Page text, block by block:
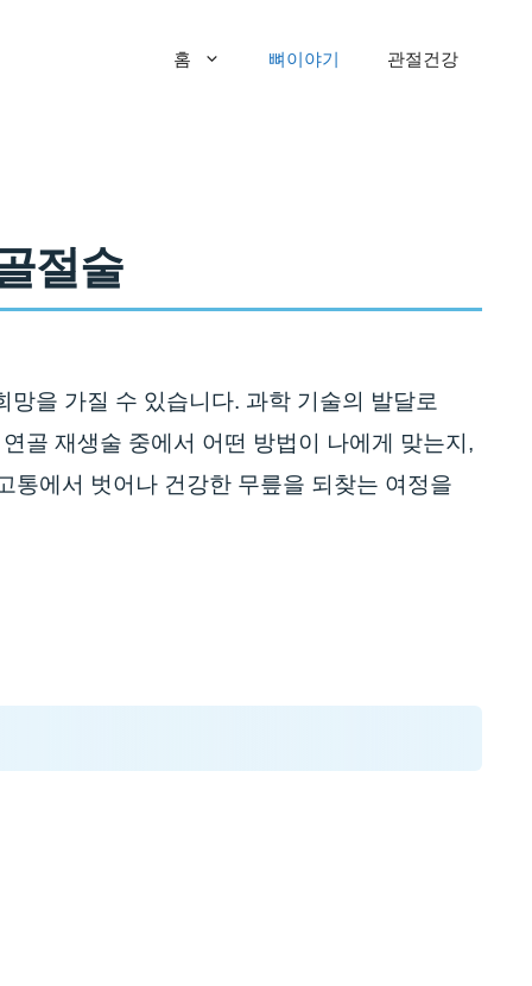
홈 뼈이야기 관절건강
절술
을 가질 수 있습니다. 과학 기술의 발달로
골 재생술 중에서 어떤 방법이 나에게 맞는지,
통에서 벗어나 건강한 무릎을 되찾는 여정을